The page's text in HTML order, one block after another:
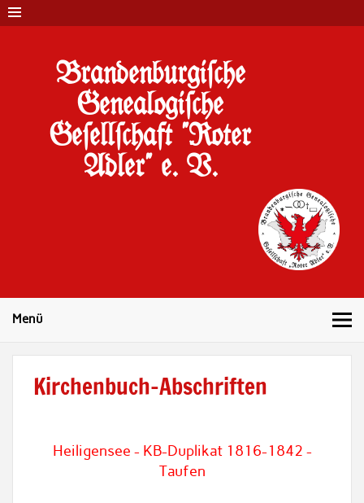
Brandenburgi#che
Genealogi#che
Ge#ell#chaft "Roter
Adler" e. V.
Menü
Kirchenbuch-Abschriften
Heiligensee - KB-Duplikat 1816-1842 -
Taufen